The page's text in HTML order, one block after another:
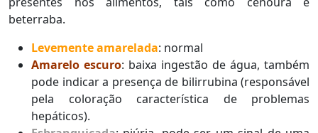
beterraba.
Levemente amarelada: normal
Amarelo escuro: baixa ingestão de água, também
pode indicar a presença de bilirrubina (responsável
pela coloração característica de problemas
hepáticos).